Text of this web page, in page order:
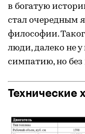
в богатую
стал очередным
философии.
люди, далеко не
симпатию, но
Технические